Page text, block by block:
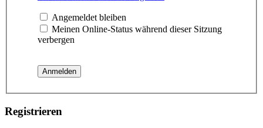
Angemeldet bleiben
Meinen Online-Status während dieser Sitzung
verbergen
Registrieren